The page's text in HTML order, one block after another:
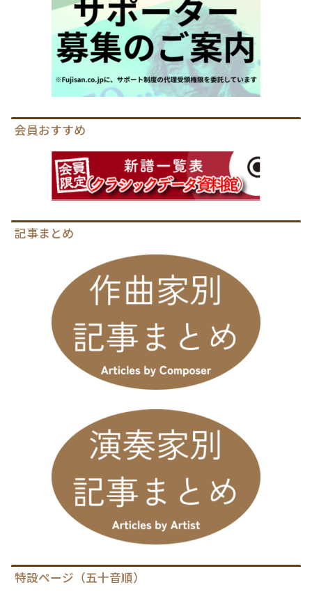
会員おすすめ
記事まとめ
特設ページ（五十音順）